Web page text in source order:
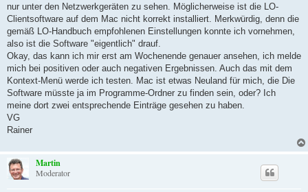
nur unter den Netzwerkgeräten zu sehen. Möglicherweise ist die LO-
Clientsoftware auf dem Mac nicht korrekt installiert. Merkwürdig, denn die
gemäß LO-Handbuch empfohlenen Einstellungen konnte ich vornehmen,
also ist die Software "eigentlich" drauf.
Okay, das kann ich mir erst am Wochenende genauer ansehen, ich melde
mich bei positiven oder auch negativen Ergebnissen. Auch das mit dem
Kontext-Menü werde ich testen. Mac ist etwas Neuland für mich, die Die
Software müsste ja im Programme-Ordner zu finden sein, oder? Ich
meine dort zwei entsprechende Einträge gesehen zu haben.
VG
Rainer
Martin
Moderator